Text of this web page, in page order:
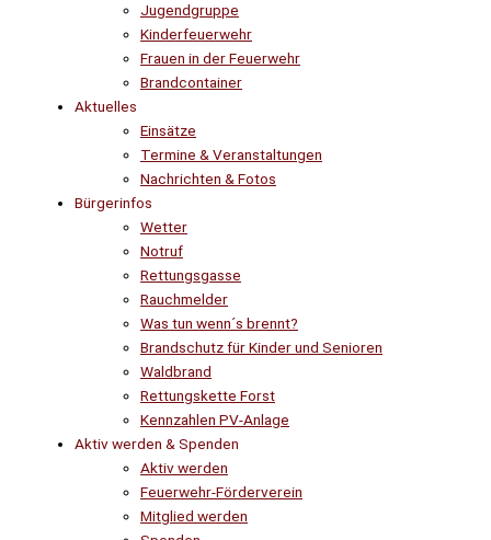
Jugendgruppe
Kinderfeuerwehr
Frauen in der Feuerwehr
Brandcontainer
Aktuelles
Einsätze
Termine & Veranstaltungen
Nachrichten & Fotos
Bürgerinfos
Wetter
Notruf
Rettungsgasse
Rauchmelder
Was tun wenn´s brennt?
Brandschutz für Kinder und Senioren
Waldbrand
Rettungskette Forst
Kennzahlen PV-Anlage
Aktiv werden & Spenden
Aktiv werden
Feuerwehr-Förderverein
Mitglied werden